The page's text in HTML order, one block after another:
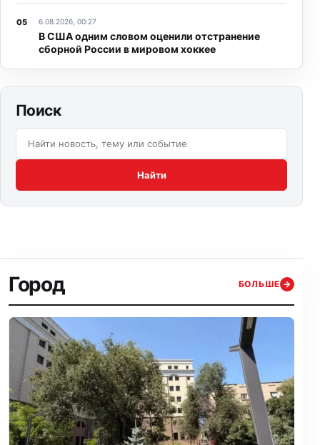
6.08.2026, 00:27
В США одним словом оценили отстранение
сборной России в мировом хоккее
Поиск
Найти
Город БОЛЬШЕ →